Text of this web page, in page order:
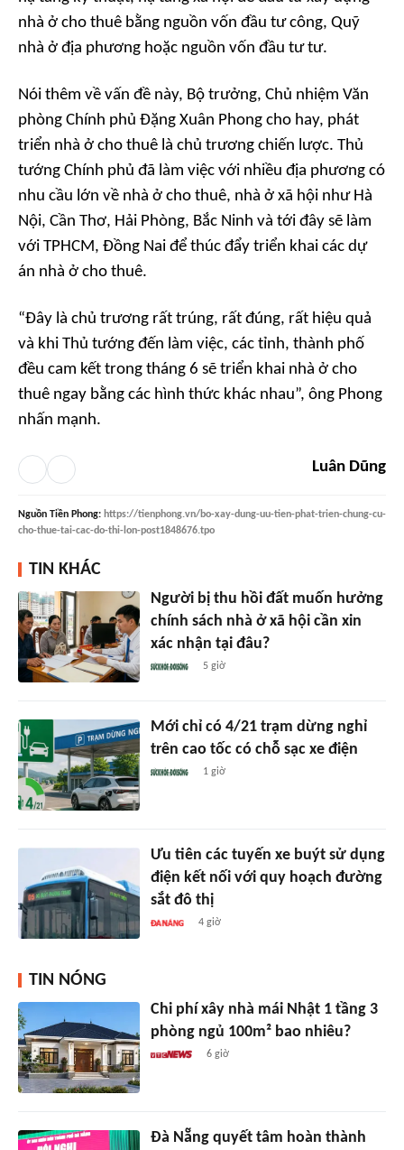
nhà ở cho thuê bằng nguồn vốn đầu tư công, Quỹ
nhà ở địa phương hoặc nguồn vốn đầu tư tư.
Nói thêm về vấn đề này, Bộ trưởng, Chủ nhiệm Văn
phòng Chính phủ Đặng Xuân Phong cho hay, phát
triển nhà ở cho thuê là chủ trương chiến lược. Thủ
tướng Chính phủ đã làm việc với nhiều địa phương có
nhu cầu lớn về nhà ở cho thuê, nhà ở xã hội như Hà
Nội, Cần Thơ, Hải Phòng, Bắc Ninh và tới đây sẽ làm
với TPHCM, Đồng Nai để thúc đẩy triển khai các dự
án nhà ở cho thuê.
“Đây là chủ trương rất trúng, rất đúng, rất hiệu quả
và khi Thủ tướng đến làm việc, các tỉnh, thành phố
đều cam kết trong tháng 6 sẽ triển khai nhà ở cho
thuê ngay bằng các hình thức khác nhau”, ông Phong
nhấn mạnh.
Luân Dũng
Nguồn Tiền Phong: https://tienphong.vn/bo-xay-dung-uu-tien-phat-trien-chung-cu-
cho-thue-tai-cac-do-thi-lon-post1848676.tpo
TIN KHÁC
Người bị thu hồi đất muốn hưởng
chính sách nhà ở xã hội cần xin
xác nhận tại đâu?
5 giờ
Mới chỉ có 4/21 trạm dừng nghỉ
trên cao tốc có chỗ sạc xe điện
1 giờ
Ưu tiên các tuyến xe buýt sử dụng
điện kết nối với quy hoạch đường
sắt đô thị
4 giờ
TIN NÓNG
Chi phí xây nhà mái Nhật 1 tầng 3
phòng ngủ 100m² bao nhiêu?
6 giờ
Đà Nẵng quyết tâm hoàn thành